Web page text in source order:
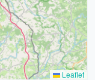
3
Leaflet